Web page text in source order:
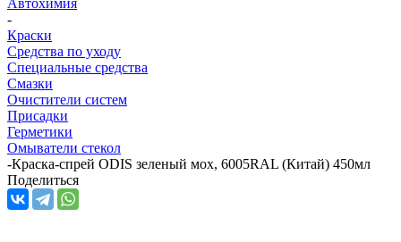
-
Краски
Средства по уходу
Специальные средства
Смазки
Очистители систем
Присадки
Герметики
Омыватели стекол
-Краска-спрей ODIS зеленый мох, 6005RAL (Китай) 450мл
Поделиться